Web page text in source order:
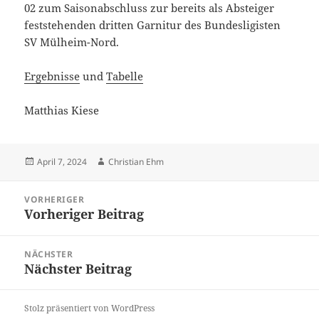
02 zum Saisonabschluss zur bereits als Absteiger
feststehenden dritten Garnitur des Bundesligisten
SV Mülheim-Nord.
Ergebnisse undTabelle
Matthias Kiese
Veröffentlicht
April 7, 2024 Autor
Christian Ehm
VORHERIGER
Vorheriger
Vorheriger Beitrag
NÄCHSTER
Nächster
Nächster Beitrag
Stolz präsentiert von WordPress